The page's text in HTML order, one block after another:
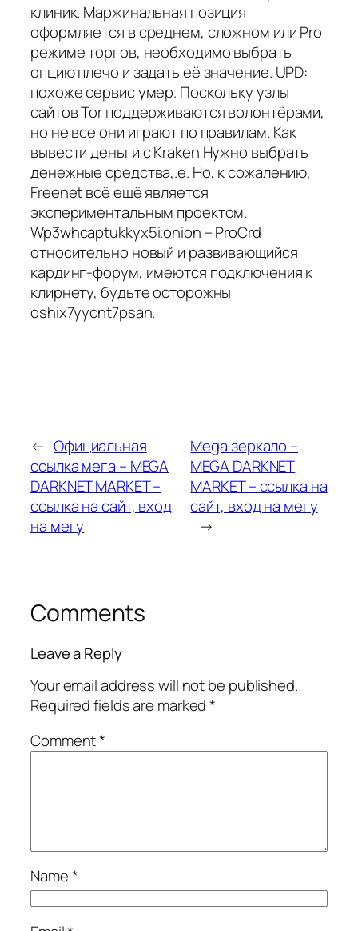
клиник. Маржинальная позиция
оформляется в среднем, сложном или Pro
режиме торгов, необходимо выбрать
опцию плечо и задать её значение. UPD:
похоже сервис умер. Поскольку узлы
сайтов Tor поддерживаются волонтёрами,
но не все они играют по правилам. Как
вывести деньги с Kraken Нужно выбрать
денежные средства,.е. Но, к сожалению,
Freenet всё ещё является
экспериментальным проектом.
Wp3whcaptukkyx5i.onion – ProCrd
относительно новый и развивающийся
кардинг-форум, имеются подключения к
клирнету, будьте осторожны
oshix7yycnt7psan.
← Официальная
ссылка мега – MEGA
DARKNET MARKET –
ссылка на сайт, вход
на мегу
Mega зеркало –
MEGA DARKNET
MARKET – ссылка на
сайт, вход на мегу
→
Comments
Leave a Reply
Your email address will not be published.
Required fields are marked*
Comment*
Name*